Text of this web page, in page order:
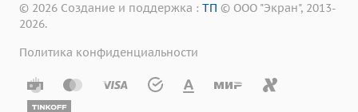
© 2026 Создание и поддержка : ТП © ООО "Экран", 2013-
2026.
Политика конфиденциальности